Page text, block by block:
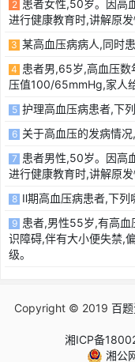
2 患者女性,50岁。因高
进行健康教育时,讲解原
3 某高血压病病人,同时
4 患者男,65岁,高血压数
压值100/65mmHg,家人
5 护理高血压病患者,下
6 关于高血压的发病情
7 患者男性,50岁。因高
进行健康教育时,讲解原
8 Ⅱ期高血压病患者,下列
9 患者,男性55岁,有高血
识障碍,伴有大小便失禁,
级。
Copyright © 2019 百
湘ICP备
湘公